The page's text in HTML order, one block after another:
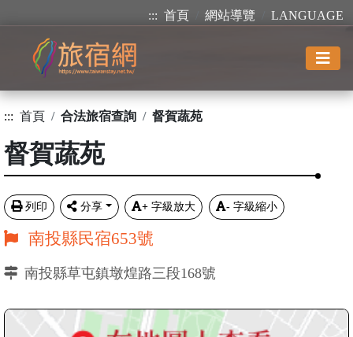
::: 首頁 網站導覽 LANGUAGE
::: 首頁 合法旅宿查詢 督賀蔬苑
督賀蔬苑
列印 分享 + 字級放大 - 字級縮小
南投縣民宿653號
南投縣草屯鎮墩煌路三段168號